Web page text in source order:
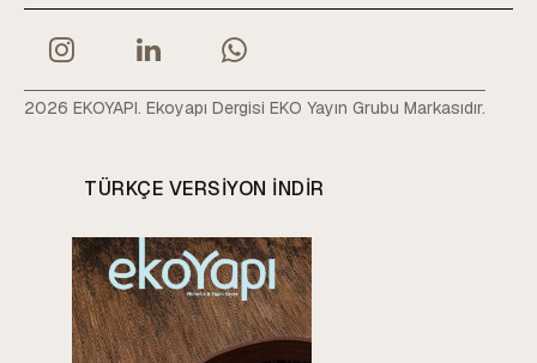
2026 EKOYAPI. Ekoyapı Dergisi EKO Yayın Grubu Markasıdır.
TÜRKÇE VERSIYON INDIR